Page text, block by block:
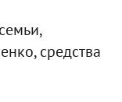
средства